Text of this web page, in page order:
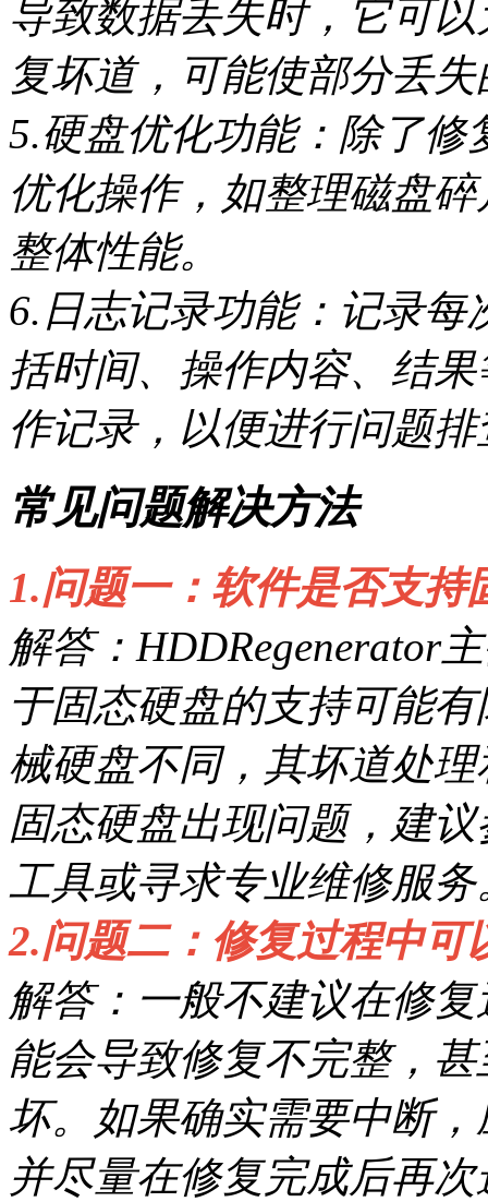
导致数据丢失时，它可
复坏道，可能使部分丢
5.硬盘优化功能：除了修
优化操作，如整理磁盘
整体性能。
6.日志记录功能：记录
括时间、操作内容、结
作记录，以便进行问题
常见问题解决方法
1.问题一：软件是否支持
解答：HDDRegenerator
于固态硬盘的支持可能
械硬盘不同，其坏道处
固态硬盘出现问题，建
工具或寻求专业维修服务
2.问题二：修复过程中可
解答：一般不建议在修
能会导致修复不完整，
坏。如果确实需要中断
并尽量在修复完成后再